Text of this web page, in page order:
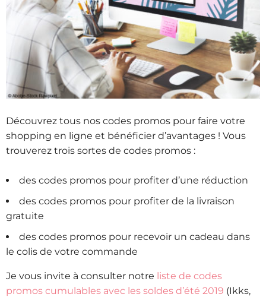
Découvrez tous nos codes promos pour faire votre
shopping en ligne et bénéficier d’avantages ! Vous
trouverez trois sortes de codes promos :
des codes promos pour profiter d’une réduction
des codes promos pour profiter de la livraison
gratuite
des codes promos pour recevoir un cadeau dans
le colis de votre commande
Je vous invite à consulter notre liste de codes
promos cumulables avec les soldes d’été 2019 (Ikks,